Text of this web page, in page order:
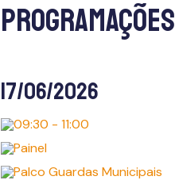
Programações
17/06/2026
09:30 - 11:00
Painel
Palco Guardas Municipais